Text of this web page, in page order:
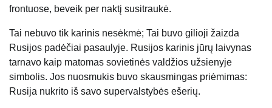
frontuose, beveik per naktį susitraukė.
Tai nebuvo tik karinis nesėkmė; Tai buvo gilioji žaizda
Rusijos padėčiai pasaulyje. Rusijos karinis jūrų laivynas
tarnavo kaip matomas sovietinės valdžios užsienyje
simbolis. Jos nuosmukis buvo skausmingas priėmimas:
Rusija nukrito iš savo supervalstybės ešerių.